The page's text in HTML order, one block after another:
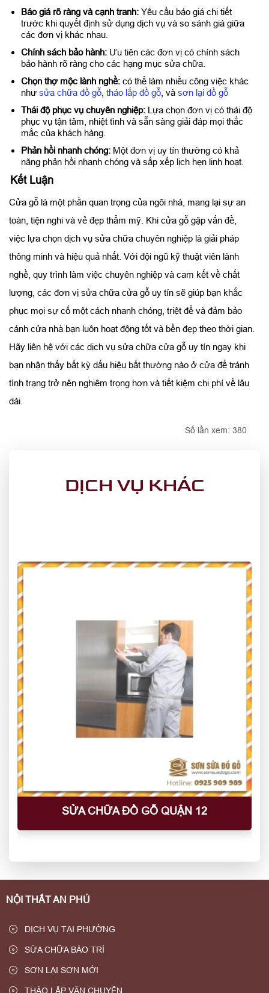
Báo giá rõ ràng và cạnh tranh: Yêu cầu báo giá chi tiết
trước khi quyết định sử dụng dịch vụ và so sánh giá giữa
các đơn vị khác nhau.
Chính sách bảo hành: Ưu tiên các đơn vị có chính sách
bảo hành rõ ràng cho các hạng mục sửa chữa.
Chọn thợ mộc lành nghề: có thể làm nhiều công việc khác
như sửa chữa đồ gỗ tháo lắp đồ gỗ , và sơn lại đồ gỗ
Thái độ phục vụ chuyên nghiệp: Lựa chọn đơn vị có thái độ
phục vụ tận tâm, nhiệt tình và sẵn sàng giải đáp mọi thắc
mắc của khách hàng.
Phản hồi nhanh chóng: Một đơn vị uy tín thường có khả
năng phản hồi nhanh chóng và sắp xếp lịch hẹn linh hoạt.
Kết Luận
Cửa gỗ là một phần quan trọng của ngôi nhà, mang lại sự an
toàn, tiện nghi và vẻ đẹp thẩm mỹ. Khi cửa gỗ gặp vấn đề,
việc lựa chọn dịch vụ sửa chữa chuyên nghiệp là giải pháp
thông minh và hiệu quả nhất. Với đội ngũ kỹ thuật viên lành
nghề, quy trình làm việc chuyên nghiệp và cam kết về chất
lượng, các đơn vị sửa chữa cửa gỗ uy tín sẽ giúp bạn khắc
phục mọi sự cố một cách nhanh chóng, triệt để và đảm bảo
cánh cửa nhà bạn luôn hoạt động tốt và bền đẹp theo thời gian.
Hãy liên hệ với các dịch vụ sửa chữa cửa gỗ uy tín ngay khi
bạn nhận thấy bất kỳ dấu hiệu bất thường nào ở cửa để tránh
tình trạng trở nên nghiêm trọng hơn và tiết kiệm chi phí về lâu
dài.
Số lần xem: 380
DỊCH VỤ KHÁC
SỬA CHỮA ĐỒ GỖ QUẬN 12
NỘI THẤT AN PHÚ
DỊCH VỤ TẠI PHƯỜNG
SỬA CHỮA BẢO TRÌ
SƠN LẠI SƠN MỚI
THÁO LẮP VẬN CHUYỂN